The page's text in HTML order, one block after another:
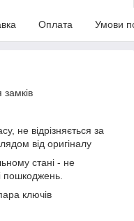
Оплата Умови
не відрізняється за
від оригіналу
стані - не
пошкоджень.
ключів